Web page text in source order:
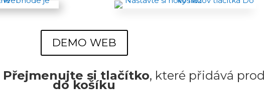
DEMO WEB
Přejmenujte si tlačítko, které přidává
do košíku